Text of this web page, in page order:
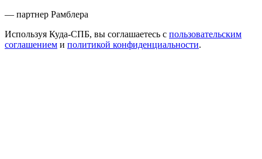
— партнер Рамблера
Используя Куда-СПБ, вы соглашаетесь с пользовательским
соглашением и политикой конфиденциальности.